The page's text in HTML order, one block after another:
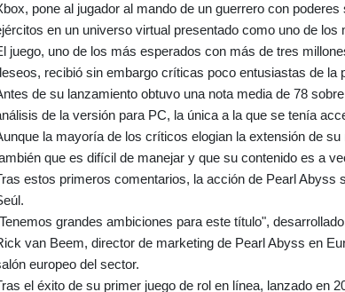
pone al jugador al mando de un guerrero con
en un universo virtual presentado como uno de
juego, uno de los más esperados con más de tres
recibió sin embargo críticas poco entusiastas de la
de su lanzamiento obtuvo una nota media de 78
de la versión para PC, la única a la que se tenía
la mayoría de los críticos elogian la extensión de
que es difícil de manejar y que su contenido es a
estos primeros comentarios, la acción de Pearl Abyss
grandes ambiciones para este título",
van Beem, director de marketing de Pearl Abyss en
europeo del sector.
el éxito de su primer juego de rol en línea, lanzado en